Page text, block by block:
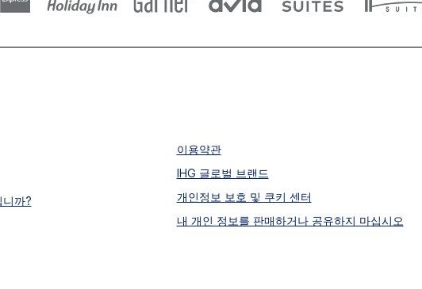
니까?
이용약관
IHG 글로벌 브랜드
개인정보 보호 및 쿠키 센터
내 개인 정보를 판매하거나 공유하지 마십시오